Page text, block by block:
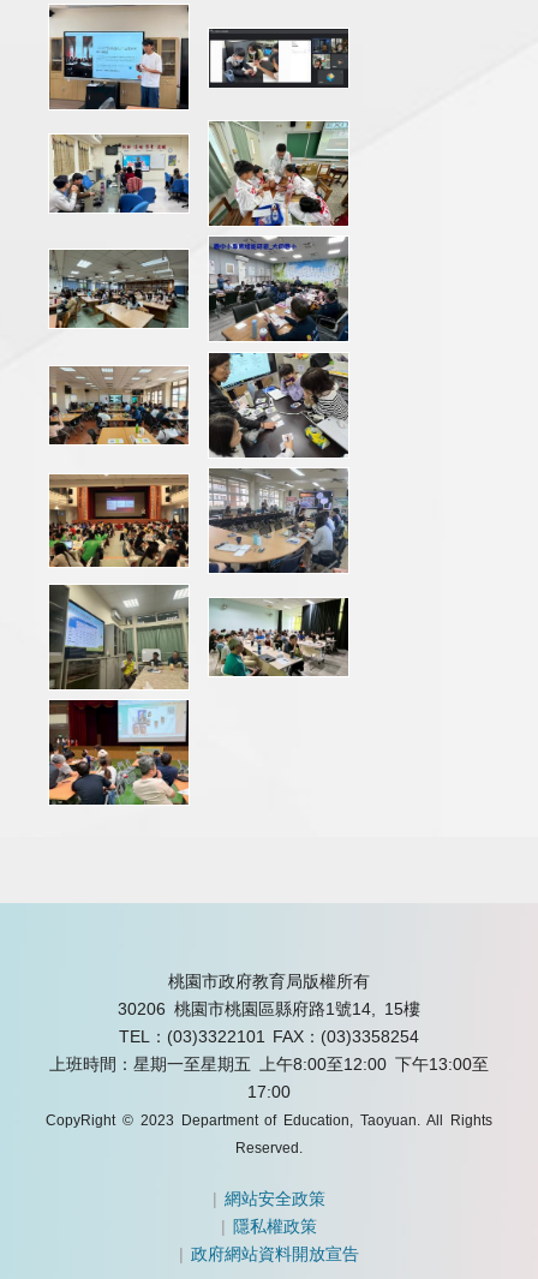
桃園市政府教育局版權所有
30206 桃園市桃園區縣府路1號14, 15樓
TEL：(03)3322101
FAX：(03)3358254
上班時間：星期一至星期五 上午8:00至12:00 下午13:00至
17:00
CopyRight © 2023 Department of Education, Taoyuan. All Rights
Reserved.
|網站安全政策
| 隱私權政策
|政府網站資料開放宣告